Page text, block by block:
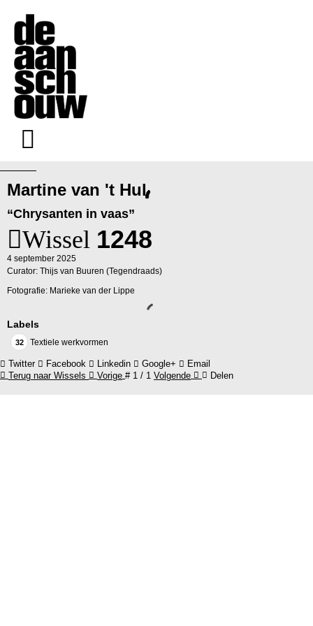
Martine van 't Hul
“Chrysanten in vaas”
Wissel 1248
4 september 2025
Curator: Thijs van Buuren (Tegendraads)
Fotografie: Marieke van der Lippe
Labels
32 Textiele werkvormen
Twitter Facebook Linkedin Google+
Email
Terug naar Wissels
Vorige # 1 / 1 Volgende Delen